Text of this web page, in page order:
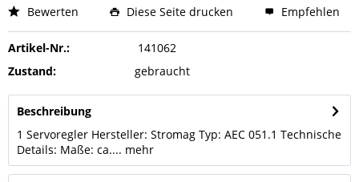
Bewerten Diese Seite drucken Empfehlen
Artikel-Nr.:
141062
Zustand:
gebraucht
Beschreibung
1 Servoregler Hersteller: Stromag Typ: AEC 051.1 Technische
Details: Maße: ca.... mehr